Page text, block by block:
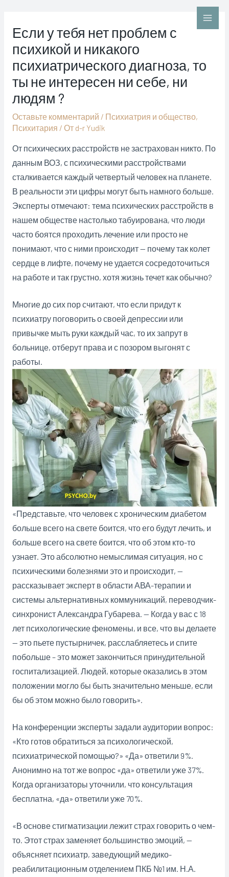
содержимому
Main
Если у тебя нет проблем с
психикой и никакого
психиатрического диагноза, то
ты не интересен ни себе, ни
людям ?
Оставьте комментарий / Психиатрия и общество,
Психитария / От d-r Yudik
От психических расстройств не застрахован никто. По
данным ВОЗ, с психическими расстройствами
сталкивается каждый четвертый человек на планете.
В реальности эти цифры могут быть намного больше.
Эксперты отмечают: тема психических расстройств в
нашем обществе настолько табуирована, что люди
часто боятся проходить лечение или просто не
понимают, что с ними происходит — почему так колет
сердце в лифте, почему не удается сосредоточиться
на работе и так грустно, хотя жизнь течет как обычно?
Многие до сих пор считают, что если придут к
психиатру поговорить о своей депрессии или
привычке мыть руки каждый час, то их запрут в
больнице, отберут права и с позором выгонят с
работы.
«Представьте, что человек с хроническим диабетом
больше всего на свете боится, что его будут лечить, и
больше всего на свете боится, что об этом кто-то
узнает. Это абсолютно немыслимая ситуация, но с
психическими болезнями это и происходит, —
рассказывает эксперт в области АВА-терапии и
системы альтернативных коммуникаций, переводчик-
синхронист Александра Губарева. — Когда у вас с 18
лет психологические феномены, и все, что вы делаете
— это пьете пустырничек, расслабляетесь и спите
побольше – это может закончиться принудительной
госпитализацией. Людей, которые оказались в этом
положении могло бы быть значительно меньше, если
бы об этом можно было говорить».
На конференции эксперты задали аудитории вопрос:
«Кто готов обратиться за психологической,
психиатрической помощью?» «Да» ответили 9%.
Анонимно на тот же вопрос «да» ответили уже 37%.
Когда организаторы уточнили, что консультация
бесплатна, «да» ответили уже 70%.
«В основе стигматизации лежит страх говорить о чем-
то. Этот страх заменяет большинство эмоций, —
объясняет психиатр, заведующий медико-
реабилитационным отделением ПКБ №1 им. Н.А.